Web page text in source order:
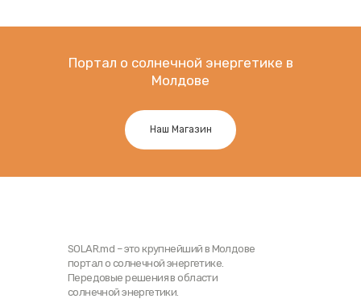
Портал о солнечной энергетике в
Молдове
Наш Магазин
SOLAR.md – это крупнейший в Молдове
портал о солнечной энергетике.
Передовые решения в области
солнечной энергетики.